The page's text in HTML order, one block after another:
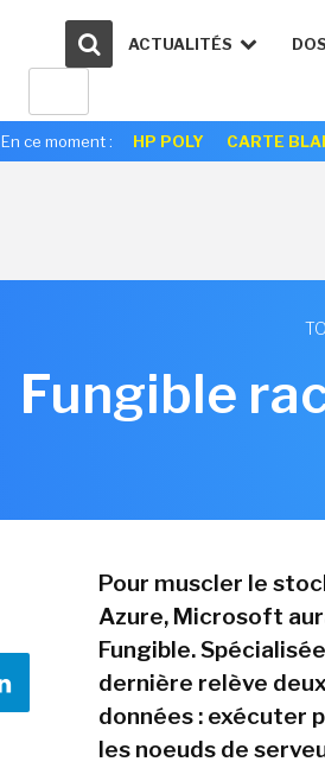
ACTUALITÉS
En ce moment : HP POLY CARTE
Fungible
Pour muscler le
Azure, Microsoft
Fungible.
dernière relève
données : exécuter
les noeuds de